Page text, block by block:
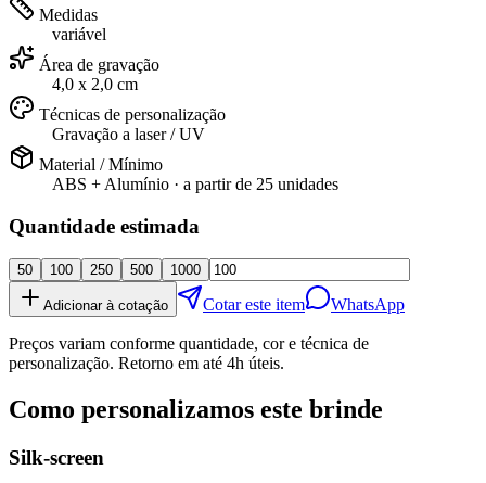
Medidas
variável
Área de gravação
4,0 x 2,0 cm
Técnicas de personalização
Gravação a laser / UV
Material / Mínimo
ABS + Alumínio · a partir de 25 unidades
Quantidade estimada
50 100 250 500 1000
Adicionar à cotação Cotar este item WhatsApp
Preços variam conforme quantidade, cor e técnica de
personalização. Retorno em até 4h úteis.
Como personalizamos este brinde
Silk-screen